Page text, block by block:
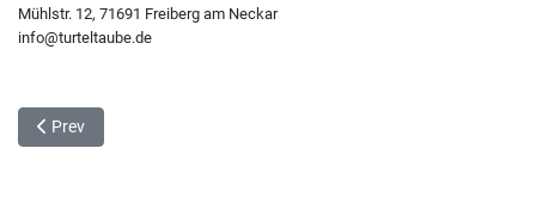
Mühlstr. 12, 71691 Freiberg am Neckar
info@turteltaube.de
Previous article: Datenschutz
Prev